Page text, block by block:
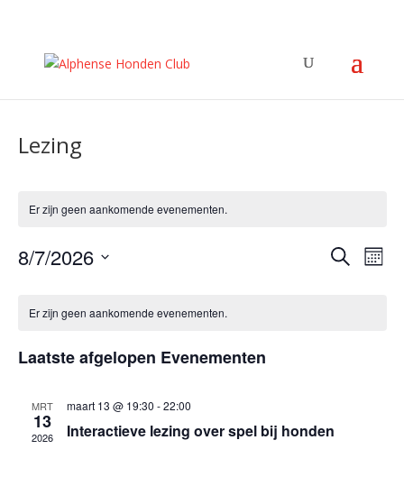
Lezing
Er zijn geen aankomende evenementen.
Zoeken
8/7/2026
datum.
van
Evenementen
Er zijn geen aankomende evenementen.
Laatste afgelopen Evenementen
MRT
13
2026
maart 13 @ 19:30 -22:00
Interactieve lezing over spel bij honden